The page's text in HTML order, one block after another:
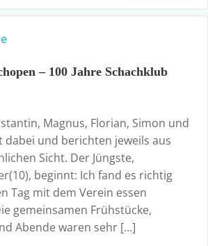
– 100 Jahre Schachklub
Magnus, Florian, Simon und
dabei und berichten jeweils aus
Sicht. Der Jüngste,
beginnt: Ich fand es richtig
Tag mit dem Verein essen
gemeinsamen Frühstücke,
Abende waren sehr […]